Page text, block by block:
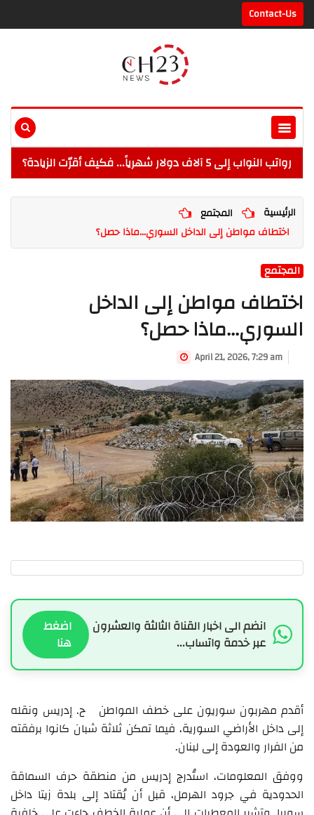
Contact-Us
رواتب النواب إلى 5 آلاف دولار شهرياً... فكيف أقرّت الزيادة؟
الرئيسية
المجتمع
اختطاف مواطن إلى الداخل السوري...ماذا حصل؟
المجتمع
اختطاف مواطن إلى الداخل
السوري...ماذا حصل؟
April 21, 2026, 7:29 am
انضم الى اخبار القناة الثالثة والعشرون
عبر خدمة واتساب...
اضغط
هنا
أقدم مهربون سوريون على خطف المواطن ح. إدريس ونقله
إلى داخل الأراضي السورية، فيما تمكن ثلاثة شبان كانوا برفقته
من الفرار والعودة إلى لبنان.
ووفق المعلومات، استُدرج إدريس من منطقة حرف السماقة
الحدودية في جرود الهرمل، قبل أن يُقتاد إلى بلدة زيتا داخل